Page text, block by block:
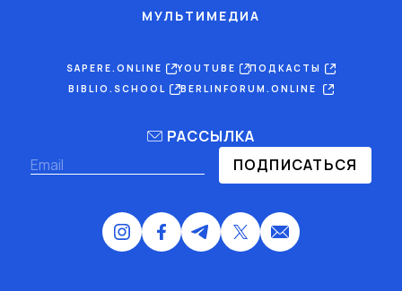
МУЛЬТИМЕДИА
SAPERE.ONLINE YOUTUBE
ПОДКАСТЫ
BIBLIO.SCHOOL
BERLINFORUM.ONLINE
РАССЫЛКА
ПОДПИСАТЬСЯ